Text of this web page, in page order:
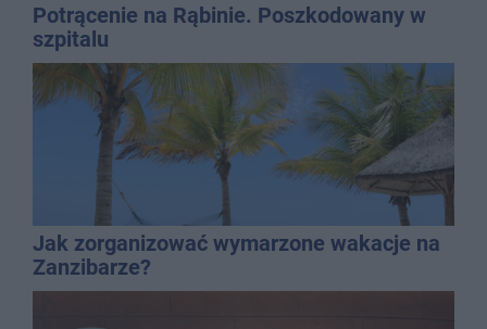
Potrącenie na Rąbinie. Poszkodowany w
szpitalu
Jak zorganizować wymarzone wakacje na
Zanzibarze?